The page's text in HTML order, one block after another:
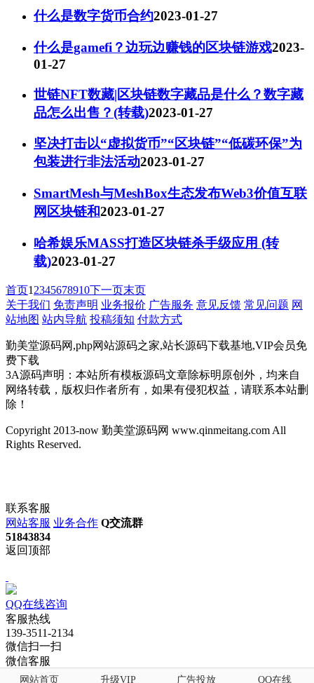
什么是数字货币合约2023-01-27
什么是gamefi？边玩边赚钱的区块链游戏2023-
01-27
世链NFT数藏|区块链数字藏品是什么？数字藏
品怎么出售？(转载)2023-01-27
坚决打击以“虚拟货币”“区块链”“低碳环保”为
包装进行非法活动2023-01-27
SmartMesh与MeshBox生态发布Web3价值互联
网区块链和2023-01-27
哈希娱乐MASS打造区块链杀手级应用 (转
载)2023-01-27
首页 12345678910 下一页末页
关于我们 免责声明 业务报价 广告服务 意见反馈 常见问题 网
站地图 站内导航 投稿须知 付款方式
勤美堂源码网,php网站源码之家,站长源码下载基地,VIP会员免
费下载
3A源码声明：本站所有模板源码文章除标明原创外，均来自
网络转载，版权归作者所有，如果有侵犯权益，请联系本站删
除！
Copyright 2013-now 勤美堂源码网 www.qinmeitang.com All
Rights Reserved.
联系客服
网站客服 业务合作 Q交流群
51843834
返回顶部
网站首页 升级VIP 广告投放 QQ在线
QQ在线咨询
客服热线
139-3511-2134
微信扫一扫
微信客服